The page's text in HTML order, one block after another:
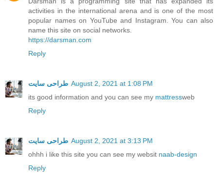
activities in the international arena and is one of the most
popular names on YouTube and Instagram. You can also
name this site on social networks.
https://darsman.com
Reply
طراحی سایت August 2, 2021 at 1:08 PM
its good information and you can see my mattressweb
Reply
طراحی سایت August 2, 2021 at 3:13 PM
ohhh i like this site you can see my websit naab-design
Reply